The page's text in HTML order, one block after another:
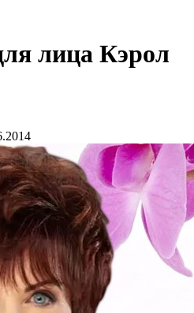
лица Кэрол